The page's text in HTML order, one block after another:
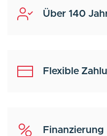
Über 140
Flexible
Finanzierung